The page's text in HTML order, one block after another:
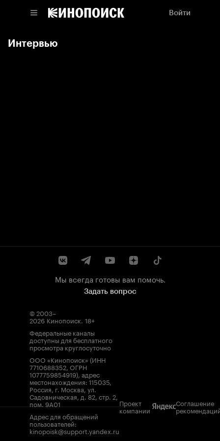
Войти
Интервью
Мы всегда готовы вам помочь.
Задать вопрос
© 2003–
2026 Кинопоиск. 18+
Федеральные каналы
доступны для бесплатного
просмотра круглосуточно
ООО «Кинопоиск» (ИНН
7710688352, ОГРН
1077759854919), адрес
местонахождения: 115035,
Россия, г. Москва, ул.
Садовническая, д. 82, стр. 2,
пом. 9А01
Адрес для обращений
пользователей:
kinopoisk@support.yandex.ru
Проект
компании
Соглашение